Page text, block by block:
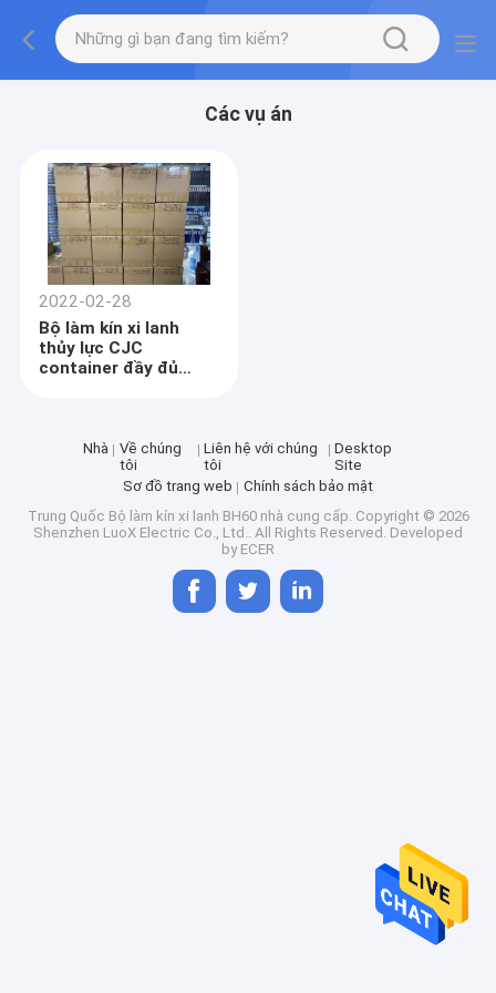
Các vụ án
2022-02-28
Bộ làm kín xi lanh
thủy lực CJC
container đầy đủ
Nhà
Về chúng
tôi
Liên hệ với chúng
tôi
Desktop
Site
Sơ đồ trang web
Chính sách bảo mật
Trung Quốc Bộ làm kín xi lanh BH60 nhà cung cấp. Copyright © 2026
Shenzhen LuoX Electric Co., Ltd.. All Rights Reserved. Developed
by ECER